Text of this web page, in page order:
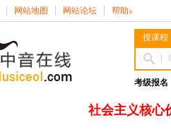
网站地图 网站论坛 帮助 ∨
搜课程
考级报名
社会主义核心